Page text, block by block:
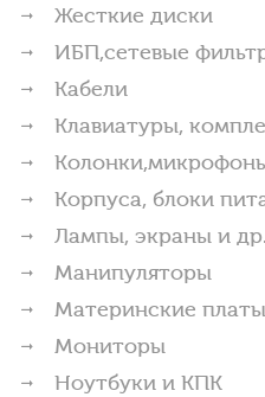
Жесткие диски
ИБП,сетевые
Кабели
Клавиатуры,
Корпуса, блоки
Лампы, экраны и
Манипуляторы
Материнские платы
Мониторы
Ноутбуки и КПК